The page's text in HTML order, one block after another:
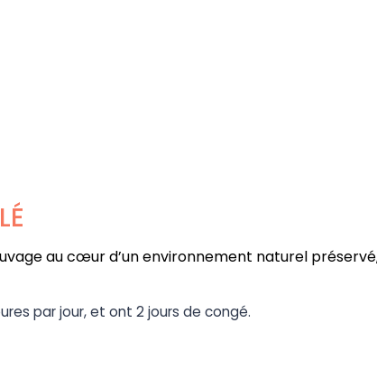
au cœur d’un environnement naturel
par jour, et ont 2 jours de congé.